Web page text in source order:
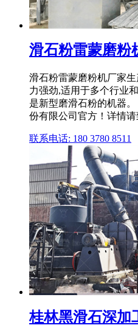
滑石粉雷蒙磨粉
滑石粉雷蒙磨粉机厂家
力强劲,适用于多个行业
是新型磨滑石粉的机器
份有限公司官方！详情
联系电话: 180 3780 8511
桂林黑滑石深加